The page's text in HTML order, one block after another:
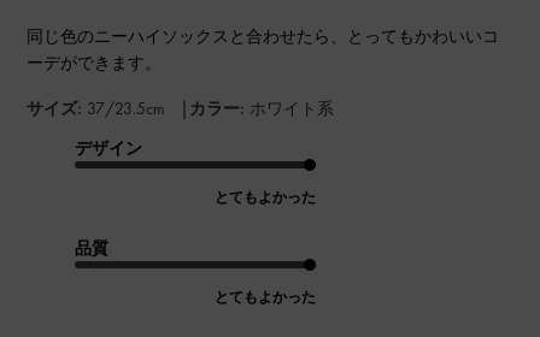
同じ色のニーハイソックスと合わせたら、とってもかわいいコ
ーデができます。
サイズ: 37/23.5cm | カラー: ホワイト系
デザイン
とてもよかった
品質
とてもよかった